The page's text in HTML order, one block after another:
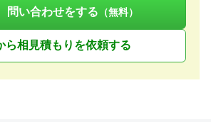
問い合わせをする （無料）
ら相見積もりを依頼する